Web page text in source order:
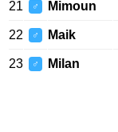
21 ♂ Mimoun
22 ♂ Maik
23 ♂ Milan